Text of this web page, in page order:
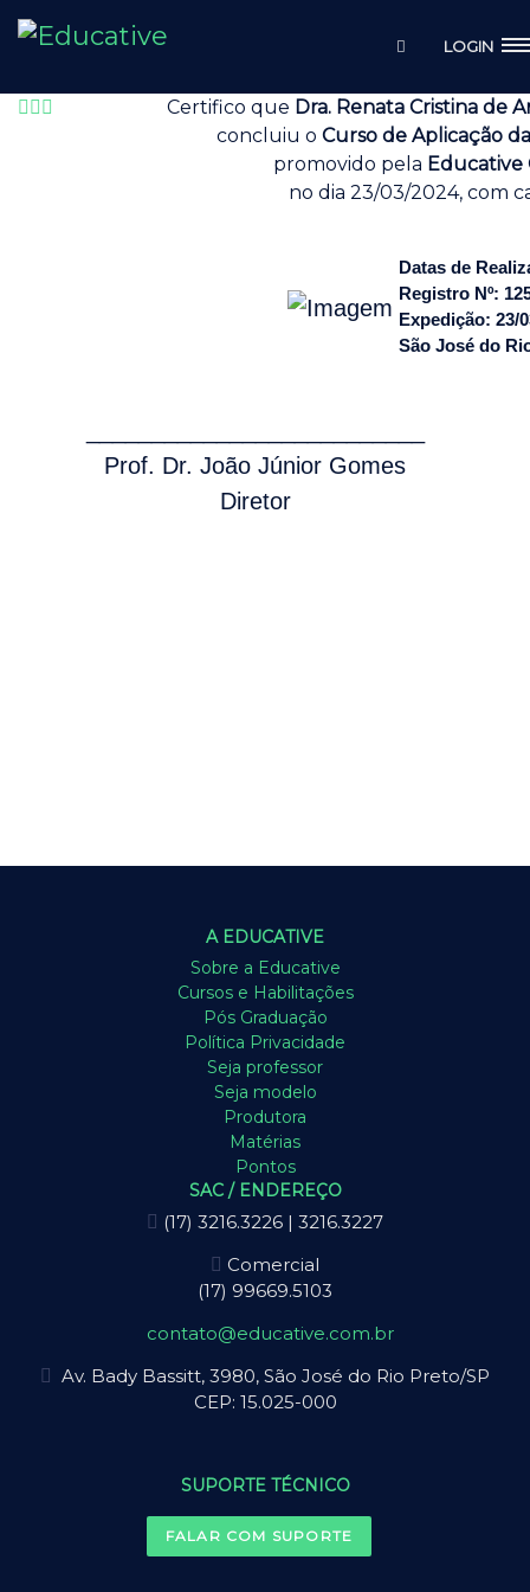
LOGIN
Certifico que Dra. Renata Cristina de
concluiu o Curso de Aplicação
promovido pela Educative
no dia 23/03/2024, com
Datas de
Registro Nº:
Expedição: 23/
São José do
Prof. Dr. João Júnior Gomes
Diretor
A EDUCATIVE
Sobre a Educative
Cursos e Habilitações
Pós Graduação
Política Privacidade
Seja professor
Seja modelo
Produtora
Matérias
Pontos
SAC / ENDEREÇO
(17) 3216.3226 | 3216.3227
Comercial
(17) 99669.5103
contato@educative.com.br
Av. Bady Bassitt, 3980, São José do Rio Preto/SP
CEP: 15.025-000
SUPORTE TÉCNICO
FALAR COM SUPORTE